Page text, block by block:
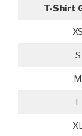
T-Shirt
XS
S
M
L